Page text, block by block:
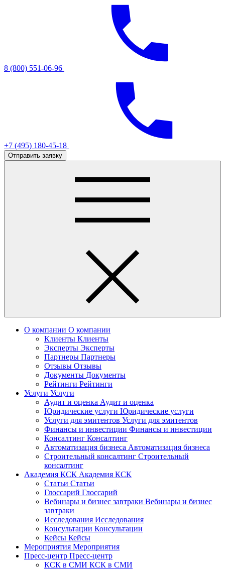
8 (800) 551-06-96
+7 (495) 180-45-18
Отправить заявку
О компании О компании
Клиенты Клиенты
Эксперты Эксперты
Партнеры Партнеры
Отзывы Отзывы
Документы Документы
Рейтинги Рейтинги
Услуги Услуги
Аудит и оценка Аудит и оценка
Юридические услуги Юридические услуги
Услуги для эмитентов Услуги для эмитентов
Финансы и инвестиции Финансы и инвестиции
Консалтинг Консалтинг
Автоматизация бизнеса Автоматизация бизнеса
Строительный консалтинг Строительный
консалтинг
Академия КСК Академия КСК
Статьи Статьи
Глоссарий Глоссарий
Вебинары и бизнес завтраки Вебинары и бизнес
завтраки
Исследования Исследования
Консультации Консультации
Кейсы Кейсы
Мероприятия Мероприятия
Пресс-центр Пресс-центр
КСК в СМИ КСК в СМИ